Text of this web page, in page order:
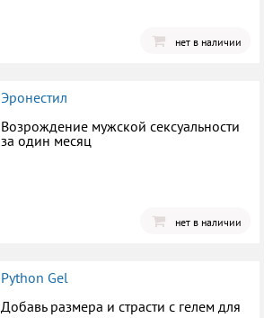
нет в наличии
Эронестил
Возрождение мужской сексуальности
за один месяц
нет в наличии
Python Gel
Добавь размера и страсти с гелем для